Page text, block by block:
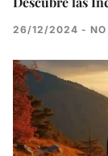
26/12/2024